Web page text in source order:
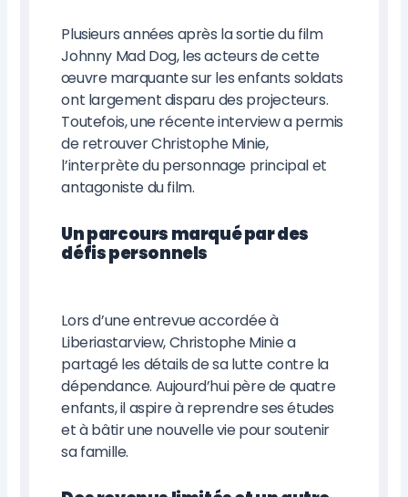
Plusieurs années après la sortie du film
Johnny Mad Dog, les acteurs de cette
œuvre marquante sur les enfants soldats
ont largement disparu des projecteurs.
Toutefois, une récente interview a permis
de retrouver Christophe Minie,
l’interprète du personnage principal et
antagoniste du film.
Un parcours marqué par des
défis personnels
Lors d’une entrevue accordée à
Liberiastarview, Christophe Minie a
partagé les détails de sa lutte contre la
dépendance. Aujourd’hui père de quatre
enfants, il aspire à reprendre ses études
et à bâtir une nouvelle vie pour soutenir
sa famille.